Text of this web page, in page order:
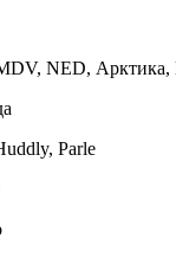
NED, Арктика,
Parle